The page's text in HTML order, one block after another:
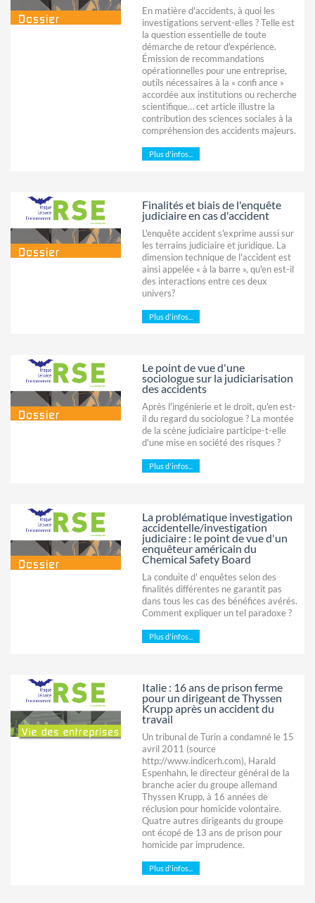
En matière d'accidents, à quoi les
investigations servent-elles ? Telle est
la question essentielle de toute
démarche de retour d'expérience.
Émission de recommandations
opérationnelles pour une entreprise,
outils nécessaires à la « confi ance »
accordée aux institutions ou recherche
scientifique… cet article illustre la
contribution des sciences sociales à la
compréhension des accidents majeurs.
Plus d'infos...
Finalités et biais de l'enquête
judiciaire en cas d'accident
L'enquête accident s'exprime aussi sur
les terrains judiciaire et juridique. La
dimension technique de l'accident est
ainsi appelée « à la barre », qu'en est-il
des interactions entre ces deux
univers?
Plus d'infos...
Le point de vue d'une
sociologue sur la judiciarisation
des accidents
Après l'ingénierie et le droit, qu'en est-
il du regard du sociologue ? La montée
de la scène judiciaire participe-t-elle
d'une mise en société des risques ?
Plus d'infos...
La problématique investigation
accidentelle/investigation
judiciaire : le point de vue d'un
enquêteur américain du
Chemical Safety Board
La conduite d' enquêtes selon des
finalités différentes ne garantit pas
dans tous les cas des bénéfices avérés.
Comment expliquer un tel paradoxe ?
Plus d'infos...
Italie : 16 ans de prison ferme
pour un dirigeant de Thyssen
Krupp après un accident du
travail
Un tribunal de Turin a condamné le 15
avril 2011 (source
http://www.indicerh.com), Harald
Espenhahn, le directeur général de la
branche acier du groupe allemand
Thyssen Krupp, à 16 années de
réclusion pour homicide volontaire.
Quatre autres dirigeants du groupe
ont écopé de 13 ans de prison pour
homicide par imprudence.
Plus d'infos...